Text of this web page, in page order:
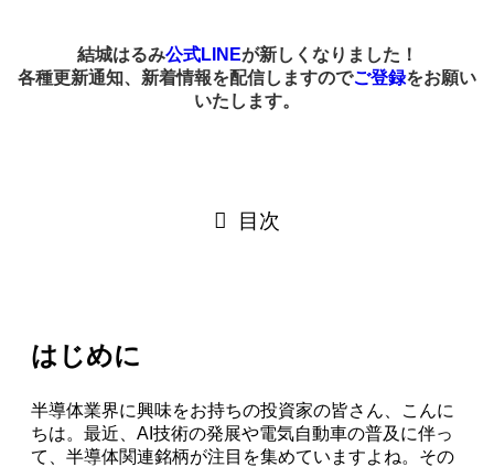
結城はるみ公式LINEが新しくなりました！
各種更新通知、新着情報を配信しますのでご登録をお願い
いたします。
目次
はじめに
半導体業界に興味をお持ちの投資家の皆さん、こんに
ちは。最近、AI技術の発展や電気自動車の普及に伴っ
て、半導体関連銘柄が注目を集めていますよね。その